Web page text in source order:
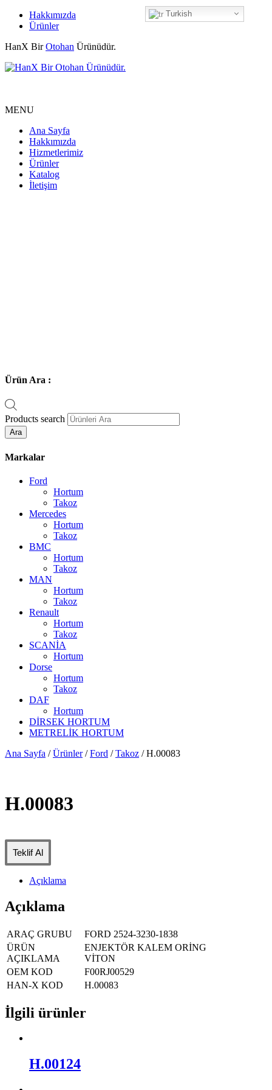
Hakkımızda
Ürünler
HanX BirOtohan Ürünüdür.
MENU
Ana Sayfa
Hakkımızda
Hizmetlerimiz
Ürünler
Katalog
İletişim
Ürün Ara :
Products search
Ara
Markalar
Ford
Hortum
Takoz
Mercedes
Hortum
Takoz
BMC
Hortum
Takoz
MAN
Hortum
Takoz
Renault
Hortum
Takoz
SCANİA
Hortum
Dorse
Hortum
Takoz
DAF
Hortum
DİRSEK HORTUM
METRELİK HORTUM
Ana Sayfa /Ürünler/Ford /Takoz / H.00083
H.00083
Teklif Al
Açıklama
Açıklama
ARAÇ GRUBU
FORD 2524-3230-1838
ÜRÜN
AÇIKLAMA
ENJEKTÖR KALEM ORİNG
VİTON
OEM KOD
F00RJ00529
HAN-X KOD
H.00083
İlgili ürünler
H.00124
Turkish